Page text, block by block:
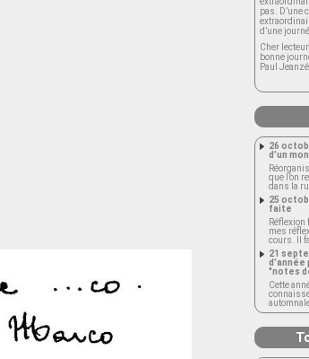
pas. D’une
d’une
Cher
bonne
Paul
26
d’un
que l’on
dans la
25
faite
Réflexion
mes
cours. Il
21
"notes
Cette